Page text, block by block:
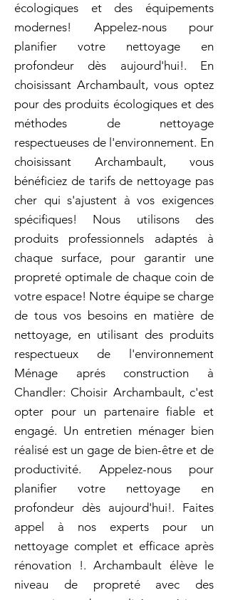
écologiques et des équipements
modernes! Appelez-nous pour
planifier votre nettoyage en
profondeur dès aujourd'hui!. En
choisissant Archambault, vous optez
pour des produits écologiques et des
méthodes de nettoyage
respectueuses de l'environnement. En
choisissant Archambault, vous
bénéficiez de tarifs de nettoyage pas
cher qui s'ajustent à vos exigences
spécifiques! Nous utilisons des
produits professionnels adaptés à
chaque surface, pour garantir une
propreté optimale de chaque coin de
votre espace! Notre équipe se charge
de tous vos besoins en matière de
nettoyage, en utilisant des produits
respectueux de l'environnement
Ménage aprés construction à
Chandler: Choisir Archambault, c'est
opter pour un partenaire fiable et
engagé. Un entretien ménager bien
réalisé est un gage de bien-être et de
productivité. Appelez-nous pour
planifier votre nettoyage en
profondeur dès aujourd'hui!. Faites
appel à nos experts pour un
nettoyage complet et efficace après
rénovation !. Archambault élève le
niveau de propreté avec des